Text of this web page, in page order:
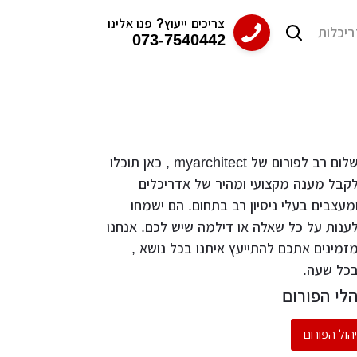
31/
חדר עבודה
31/
חדר עבודה
31/
חדר עבודה
31/
חדר עבודה
31/
חדר עבודה
צריכים ייעוץ? פנו אלינו
073-7540442
שלום רב לפורום של myarchitect , כאן תוכלו
לקבל מענה מקצועי ומהיר של אדריכלים
ומעצבים בעלי ניסיון רב בתחום. הם ישמחו
לענות על כל שאלה או דילמה שיש לכם. אנחנו
מזמינים אתכם להתייעץ איתנו בכל נושא ,
שעה.
הפורום
הפורום